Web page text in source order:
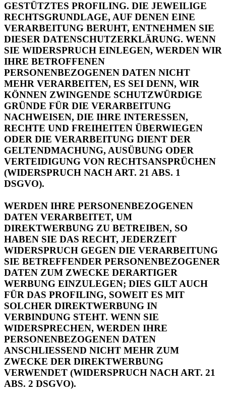
VERARBEITUNG BERUHT, ENTNEHMEN SIE
DIESER DATENSCHUTZERKLÄRUNG. WENN
SIE WIDERSPRUCH EINLEGEN, WERDEN WIR
IHRE BETROFFENEN
PERSONENBEZOGENEN DATEN NICHT
MEHR VERARBEITEN, ES SEI DENN, WIR
KÖNNEN ZWINGENDE SCHUTZWÜRDIGE
GRÜNDE FÜR DIE VERARBEITUNG
NACHWEISEN, DIE IHRE INTERESSEN,
RECHTE UND FREIHEITEN ÜBERWIEGEN
ODER DIE VERARBEITUNG DIENT DER
GELTENDMACHUNG, AUSÜBUNG ODER
VERTEIDIGUNG VON RECHTSANSPRÜCHEN
(WIDERSPRUCH NACH ART. 21 ABS. 1
DSGVO).
WERDEN IHRE PERSONENBEZOGENEN
DIREKTWERBUNG ZU BETREIBEN, SO
HABEN SIE DAS RECHT, JEDERZEIT
WIDERSPRUCH GEGEN DIE VERARBEITUNG
SIE BETREFFENDER PERSONENBEZOGENER
DATEN ZUM ZWECKE DERARTIGER
WERBUNG EINZULEGEN; DIES GILT AUCH
FÜR DAS PROFILING, SOWEIT ES MIT
SOLCHER DIREKTWERBUNG IN
VERBINDUNG STEHT. WENN SIE
WIDERSPRECHEN, WERDEN IHRE
PERSONENBEZOGENEN DATEN
ANSCHLIESSEND NICHT MEHR ZUM
ZWECKE DER DIREKTWERBUNG
VERWENDET (WIDERSPRUCH NACH ART. 21
ABS. 2 DSGVO).
Beschwerderecht bei der zuständigen